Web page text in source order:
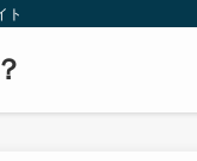
ト